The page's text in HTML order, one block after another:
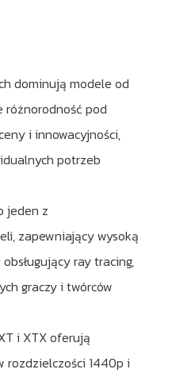
dominują modele od
różnorodność pod
i innowacyjności,
potrzeb
jeden z
zapewniający wysoką
ray tracing,
graczy i twórców
i XTX oferują
rozdzielczości 1440p i